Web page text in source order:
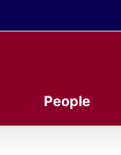
People